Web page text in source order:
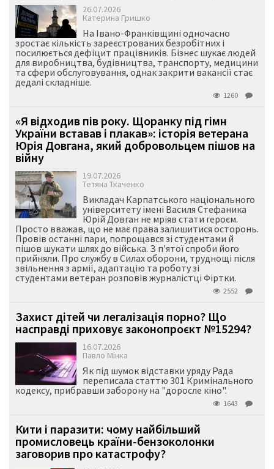
26.07.2026
Катерина Гришко
На Івано-Франківщині одночасно
зростає кількість зареєстрованих безробітних і
посилюється дефіцит працівників. Бізнес шукає людей
для виробництва, будівництва, транспорту, медицини
та сфери обслуговування, однак закрити вакансії стає
дедалі складніше.
1260
«Я відходив пів року. Щоранку під гімн
України вставав і плакав»: історія ветерана
Юрія Довгана, який добровольцем пішов на
війну
19.07.2026
Тетяна Ткаченко
Викладач Карпатського національного
університету імені Василя Стефаника
Юрій Довган не мріяв стати героєм.
Просто вважав, що не має права залишитися осторонь.
Провів останні пари, попрощався зі студентами й
пішов шукати шлях до війська. З п'ятої спроби його
прийняли. Про службу в Силах оборони, труднощі після
звільнення з армії, адаптацію та роботу зі
студентами ветеран розповів журналістці Фіртки.
2552
Захист дітей чи легалізація порно? Що
насправді приховує законопроєкт №15294?
16.07.2026
Павло Мінка
Як під шумок відставки уряду Рада
переписала статтю 301 Кримінального
кодексу, прибравши заборону на "доросле кіно".
1643
Кити і паразити: чому найбільший
промисловець країни-бензоколонки
заговорив про катастрофу?